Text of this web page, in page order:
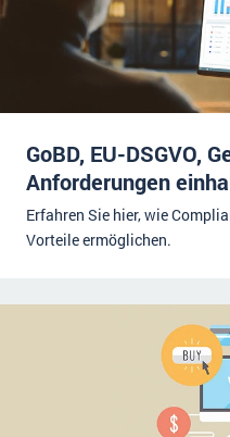
GoBD, EU-DSGVO,
Anforderungen
Erfahren Sie hier, wie
Vorteile ermöglichen.